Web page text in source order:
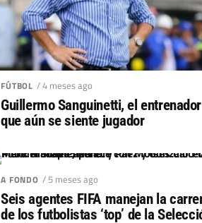
FÚTBOL / 4 meses ago
Guillermo Sanguinetti, el entrenador
que aún se siente jugador
A FONDO / 5 meses ago
Seis agentes FIFA manejan la
de los futbolistas ‘top’ de la